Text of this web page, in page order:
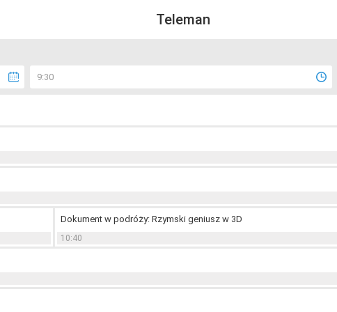
Teleman
9:30
Dokument w podróży: Rzymski geniusz w 3D
10:40